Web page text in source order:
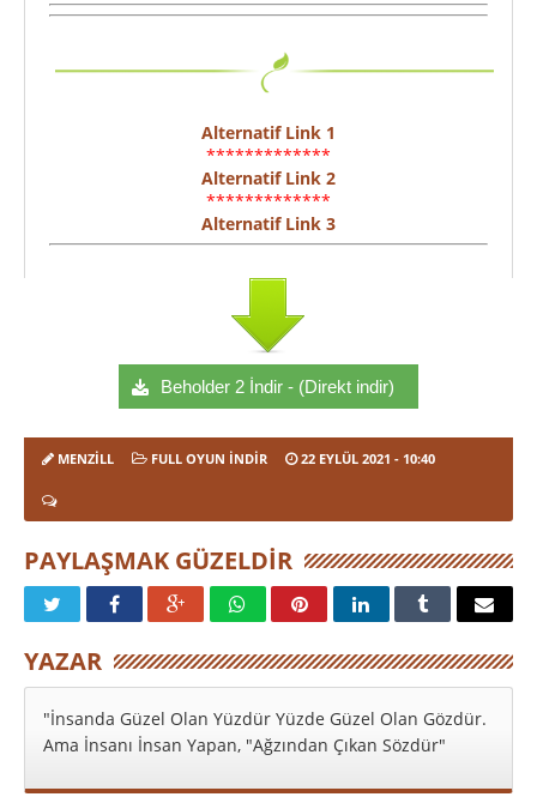
Alternatif Link 1
*************
Alternatif Link 2
*************
Alternatif Link 3
Beholder 2 İndir - (Direkt indir)
MENZILL FULL OYUN İNDIR 22 EYLÜL 2021 - 10:40
PAYLAŞMAK GÜZELDIR
YAZAR
"İnsanda Güzel Olan Yüzdür Yüzde Güzel Olan Gözdür.
Ama İnsanı İnsan Yapan, "Ağzından Çıkan Sözdür"